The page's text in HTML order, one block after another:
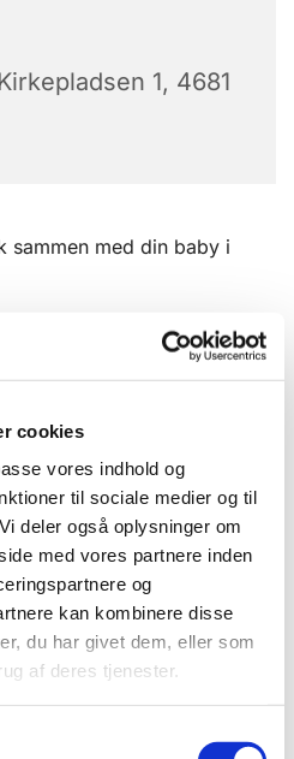
cookies
vores indhold og
til sociale medier og til
deler også oplysninger om
med vores partnere inden
og
kan kombinere disse
du har givet dem, eller som
af deres tjenester.
1, 4681
sammen med din baby i
sanglege, rim og
stimulerer babyens
og
og nuancer i lyden.
igennem sang barn og
for den lilles
er med til at styrke dit
fra starten.
er der brød og kaffe i